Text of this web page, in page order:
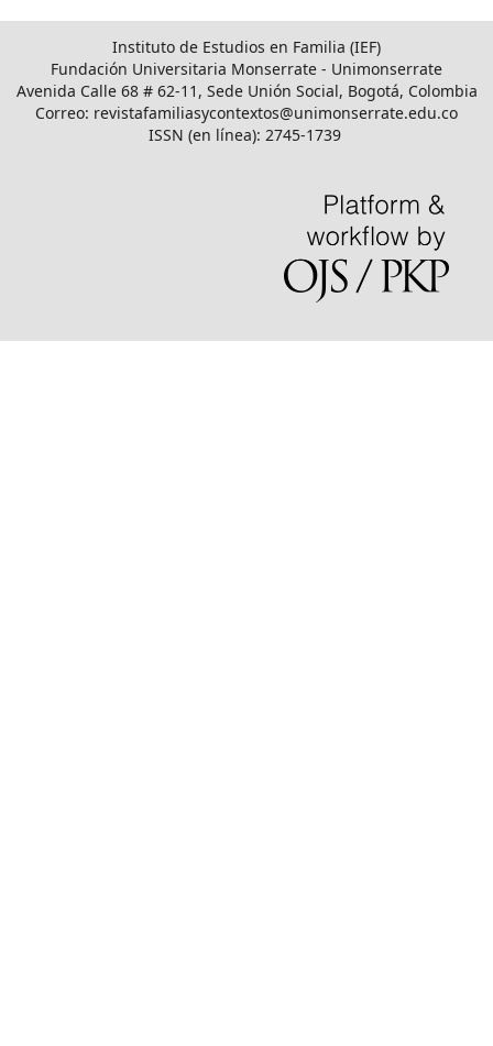
Instituto de Estudios en Familia (IEF)
Fundación Universitaria Monserrate - Unimonserrate
Avenida Calle 68 # 62-11, Sede Unión Social, Bogotá, Colombia
Correo: revistafamiliasycontextos@unimonserrate.edu.co
ISSN (en línea): 2745-1739